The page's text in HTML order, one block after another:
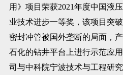
用》项目荣获2021年度中国液
业技术进步一等奖，该项目突
密封冲管被国外垄断的局面，
石化的钻井平台上进行示范应
司与中科院宁波技术与工程研